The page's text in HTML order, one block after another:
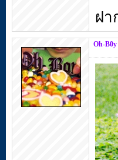
ฝา
Oh-B0y